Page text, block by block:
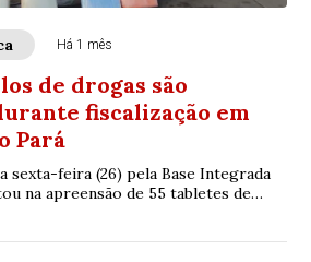
Há 1 mês
de drogas são
fiscalização em
Pará
sexta-feira (26) pela Base Integrada
na apreensão de 55 tabletes de